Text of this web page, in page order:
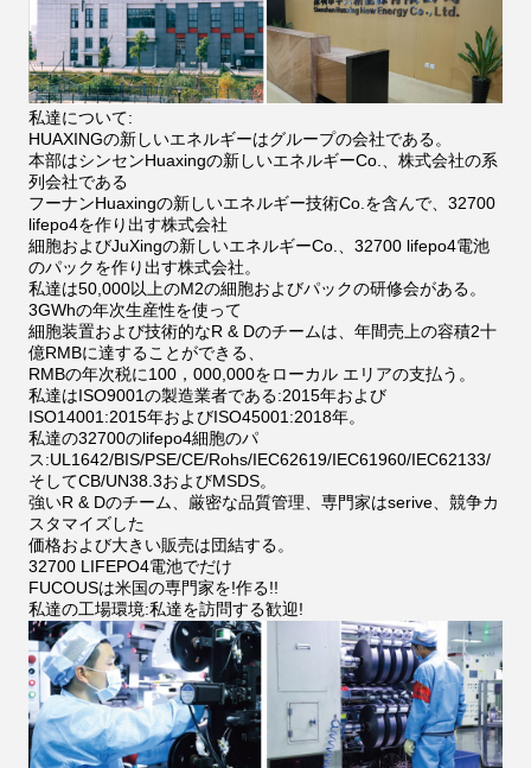
私達について:
HUAXINGの新しいエネルギーはグループの会社である。
本部はシンセンHuaxingの新しいエネルギーCo.、株式会社の系
列会社である
フーナンHuaxingの新しいエネルギー技術Co.を含んで、32700
lifepo4を作り出す株式会社
細胞およびJuXingの新しいエネルギーCo.、32700 lifepo4電池
のパックを作り出す株式会社。
私達は50,000以上のM2の細胞およびパックの研修会がある。
3GWhの年次生産性を使って
細胞装置および技術的なR & Dのチームは、年間売上の容積2十
億RMBに達することができる、
RMBの年次税に100，000,000をローカル エリアの支払う。
私達はISO9001の製造業者である:2015年および
ISO14001:2015年およびISO45001:2018年。
私達の32700のlifepo4細胞のパ
ス:UL1642/BIS/PSE/CE/Rohs/IEC62619/IEC61960/IEC62133/
そしてCB/UN38.3およびMSDS。
強いR & Dのチーム、厳密な品質管理、専門家はserive、競争カ
スタマイズした
価格および大きい販売は団結する。
32700 LIFEPO4電池でだけ
FUCOUSは米国の専門家を!作る!!
私達の工場環境:私達を訪問する歓迎!